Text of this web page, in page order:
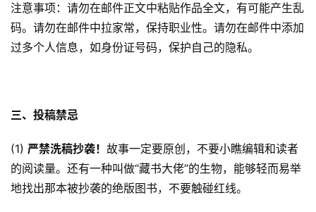
科
幻
资
题
科
幻
小
登录 注册
注意事项：请勿在邮件正文中粘贴作品全文，有可能产生乱
码。请勿在邮件中拉家常，保持职业性。请勿在邮件中添加
过多个人信息，如身份证号码，保护自己的隐私。
三、投稿禁忌
(1) 严禁洗稿抄袭！ 故事一定要原创，不要小瞧编辑和读者
的阅读量。还有一种叫做“藏书大佬”的生物，能够轻而易举
地找出那本被抄袭的绝版图书，不要触碰红线。